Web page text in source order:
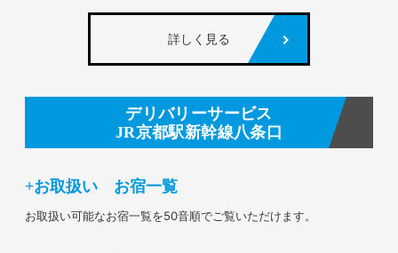
詳しく見る
デリバリーサービス
JR京都駅新幹線八条口
お取扱い お宿一覧
お取扱い可能なお宿一覧を50音順でご覧いただけます。